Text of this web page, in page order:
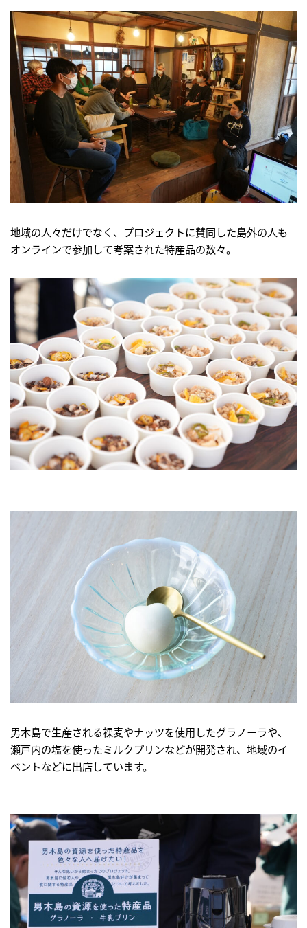
地域の人々だけでなく、プロジェクトに賛同した島外の人も
オンラインで参加して考案された特産品の数々。
男木島で生産される裸麦やナッツを使用したグラノーラや、
瀬戸内の塩を使ったミルクプリンなどが開発され、地域のイ
ベントなどに出店しています。